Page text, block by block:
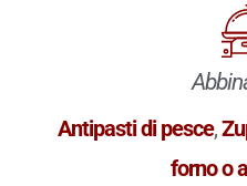
Antipasti di pesce,
forno o